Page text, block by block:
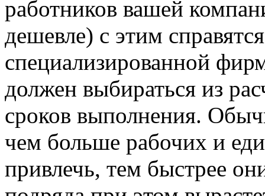
работников вашей
дешевле) с этим
специализированной
должен выбираться из
сроков выполнения.
чем больше рабочих и
привлечь, тем быстрее